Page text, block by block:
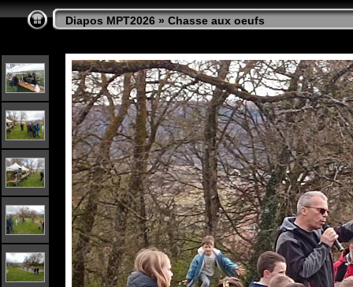
Diapos MPT2026 » Chasse aux oeufs